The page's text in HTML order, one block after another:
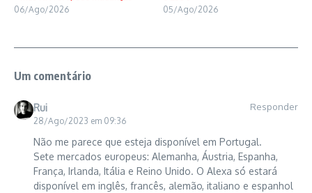
06/Ago/2026 05/Ago/2026
Um comentário
Rui
28/Ago/2023 em 09:36
Responder
Não me parece que esteja disponível em Portugal.
Sete mercados europeus: Alemanha, Áustria, Espanha,
França, Irlanda, Itália e Reino Unido. O Alexa só estará
disponível em inglês, francês, alemão, italiano e espanhol